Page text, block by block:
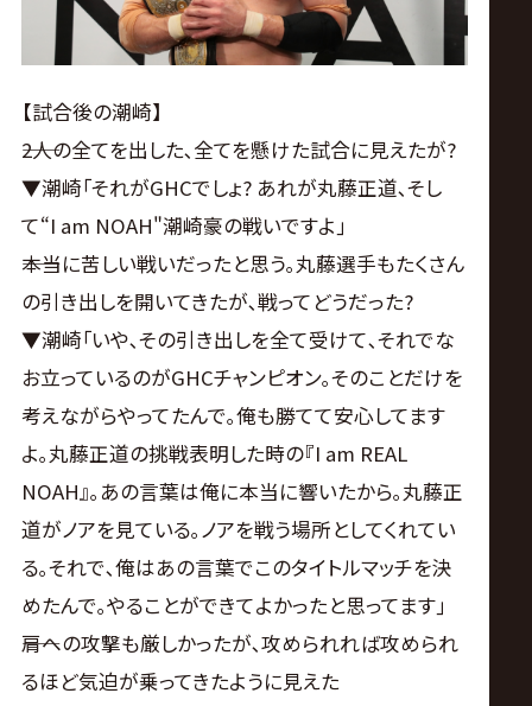
【試合後の潮崎】
――2人の全てを出した､全てを懸けた試合に見えたが?
▼潮崎｢それがGHCでしょ? あれが丸藤正道､そし
て“I am NOAH"潮崎豪の戦いですよ｣
――本当に苦しい戦いだったと思う｡丸藤選手もたくさん
の引き出しを開いてきたが､戦ってどうだった?
▼潮崎｢いや､その引き出しを全て受けて､それでな
お立っているのがGHCチャンピオン｡そのことだけを
考えながらやってたんで｡俺も勝てて安心してます
よ｡丸藤正道の挑戦表明した時の『I am REAL
NOAH』｡あの言葉は俺に本当に響いたから｡丸藤正
道がノアを見ている｡ノアを戦う場所としてくれてい
る｡それで､俺はあの言葉でこのタイトルマッチを決
めたんで｡やることができてよかったと思ってます｣
――肩への攻撃も厳しかったが､攻められれば攻められ
るほど気迫が乗ってきたように見えた